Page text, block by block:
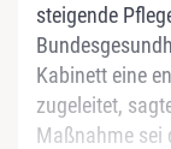
steigende
Kabinett eine
zugeleitet,
Maßnahme sei